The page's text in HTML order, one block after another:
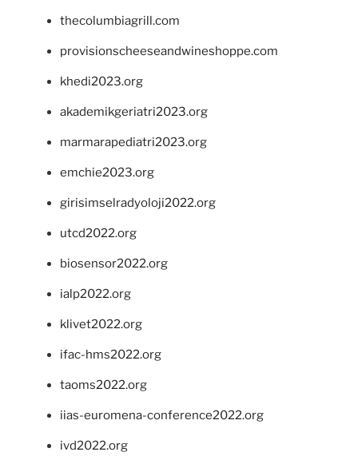
thecolumbiagrill.com
provisionscheeseandwineshoppe.com
khedi2023.org
akademikgeriatri2023.org
marmarapediatri2023.org
emchie2023.org
girisimselradyoloji2022.org
utcd2022.org
biosensor2022.org
ialp2022.org
klivet2022.org
ifac-hms2022.org
taoms2022.org
iias-euromena-conference2022.org
ivd2022.org